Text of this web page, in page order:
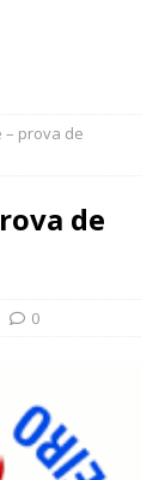
– prova de
de
0